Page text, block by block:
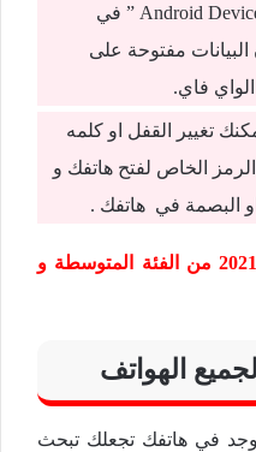
توجه الي خيار “Android Device Manager ” في
مفتوحة على
فاي.
تغيير القفل او كلمه
الخاص لفتح هاتفك و
البصمة في هاتفك .
قائمة أفضل هواتف 2021 من الفئة المتوسطة و
الهواتف
في هاتفك تجعلك تبحث